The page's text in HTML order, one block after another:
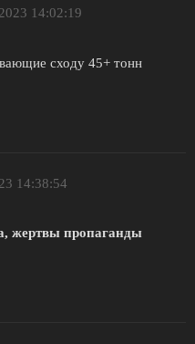
14:02:19
сходу 45+ тонн
14:38:54
жертвы пропаганды